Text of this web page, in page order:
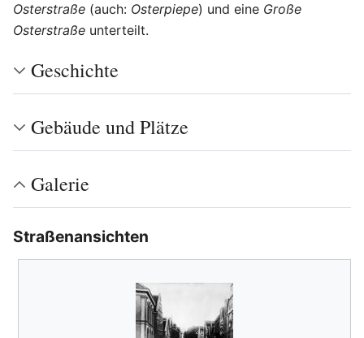
Osterstraße (auch: Osterpiepe) und eine Große
Osterstraße unterteilt.
Geschichte
Gebäude und Plätze
Galerie
Straßenansichten